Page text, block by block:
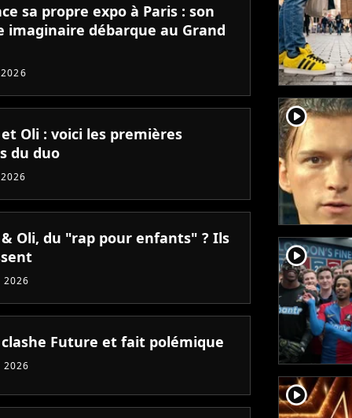
sa propre expo à Paris : son
imaginaire débarque au Grand
Oli : voici les premières
du duo
Oli, du "rap pour enfants" ? Ils
2026
Future et fait polémique
2026
player2
player2
player2